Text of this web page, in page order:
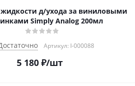
жидкости д/ухода за виниловыми
Simply Analog 200мл
Артикул: I-000088
5 180₽/шт